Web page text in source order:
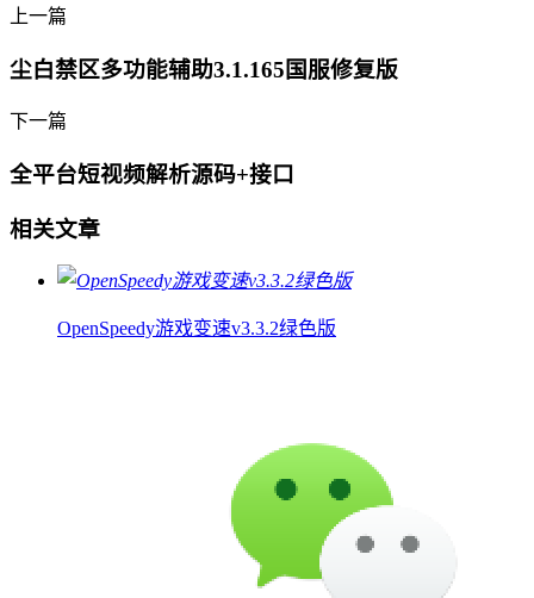
上一篇
尘白禁区多功能辅助3.1.165国服修复版
下一篇
全平台短视频解析源码+接口
相关文章
OpenSpeedy游戏变速v3.3.2绿色版